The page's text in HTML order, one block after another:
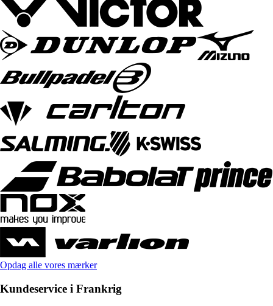
Opdag alle vores mærker
Kundeservice i Frankrig